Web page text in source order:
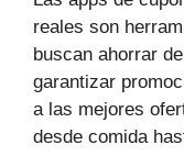
reales son
buscan ahorrar
garantizar
a las mejores
desde comida